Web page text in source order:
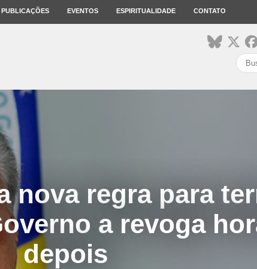
PUBLICAÇÕES EVENTOS ESPIRITUALIDADE CONTATO
nova regra para
a revoga
depois